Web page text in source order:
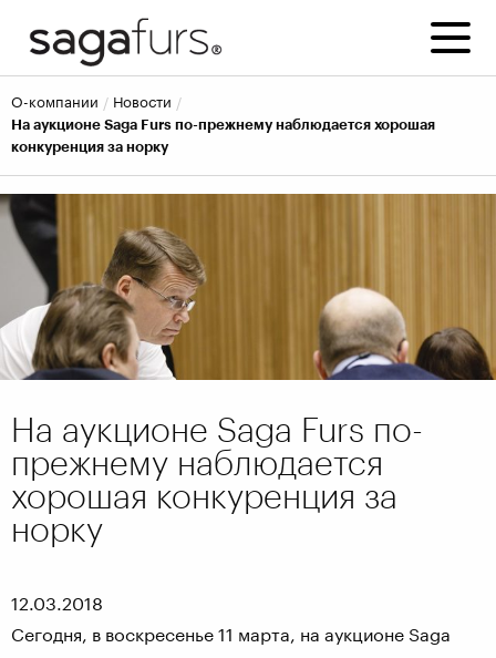
о-компании
новости
На аукционе Saga Furs по-прежнему наблюдается хорошая
конкуренция за норку
На аукционе Saga Furs по-
прежнему наблюдается
хорошая конкуренция за
норку
12.03.2018
Сегодня, в воскресенье 11 марта, на аукционе Saga